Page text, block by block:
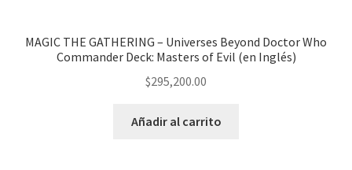
MAGIC THE GATHERING – Universes Beyond Doctor Who
Commander Deck: Masters of Evil (en Inglés)
$295,200.00
Añadir al carrito